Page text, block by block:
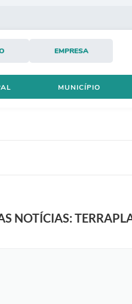
EMPRESA
MUNICÍPIO
NOTÍCIAS: